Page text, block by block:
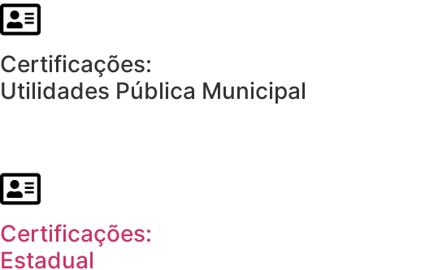
Certificações:
Utilidades Pública Municipal
Certificações:
Estadual